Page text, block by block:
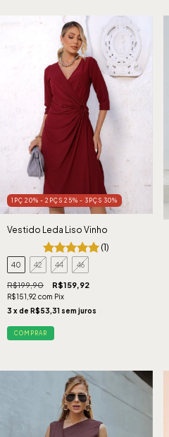
1PÇ 20% - 2PÇS 25% - 3PÇS 30%
Vestido Leda Liso Vinho
(1)
40 42 44 46
R$199,90 R$159,92
R$151,92 com Pix
3 x de R$53,31 sem juros
COMPRAR